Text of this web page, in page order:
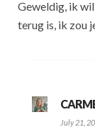
Geweldig, ik
terug is, ik zou
July 21,